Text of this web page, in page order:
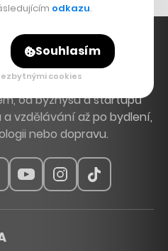
se tématům, která
od byznysu a startupů
vzdělávání až po bydlení,
nebo dopravu.
odkazu.
Souhlasím
cookies